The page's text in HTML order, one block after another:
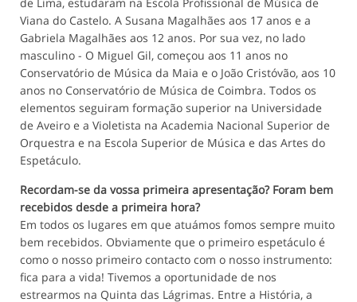
Viana do Castelo. A Susana Magalhães aos 17 anos e a
Gabriela Magalhães aos 12 anos. Por sua vez, no lado
masculino - O Miguel Gil, começou aos 11 anos no
Conservatório de Música da Maia e o João Cristóvão, aos 10
anos no Conservatório de Música de Coimbra. Todos os
elementos seguiram formação superior na Universidade
de Aveiro e a Violetista na Academia Nacional Superior de
Orquestra e na Escola Superior de Música e das Artes do
Espetáculo.
Recordam-se da vossa primeira apresentação? Foram bem
recebidos desde a primeira hora?
Em todos os lugares em que atuámos fomos sempre muito
bem recebidos. Obviamente que o primeiro espetáculo é
como o nosso primeiro contacto com o nosso instrumento:
fica para a vida! Tivemos a oportunidade de nos
estrearmos na Quinta das Lágrimas. Entre a História, a